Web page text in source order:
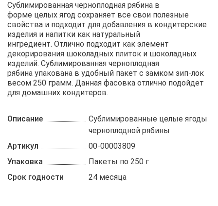
Сублимированная черноплодная рябина в
форме целых ягод сохраняет все свои полезные
свойства и подходит для добавления в кондитерские
изделия и напитки как натуральный
ингредиент. Отлично подходит как элемент
декорирования шоколадных плиток и шоколадных
изделий. Сублимированная черноплодная
рябина упакована в удобный пакет с замком зип-лок
весом 250 грамм. Данная фасовка отлично подойдет
для домашних кондитеров.
Описание
Сублимированные целые ягоды
черноплодной рябины
Артикул
00-00003809
Упаковка
Пакеты по 250 г
Срок годности
24 месяца